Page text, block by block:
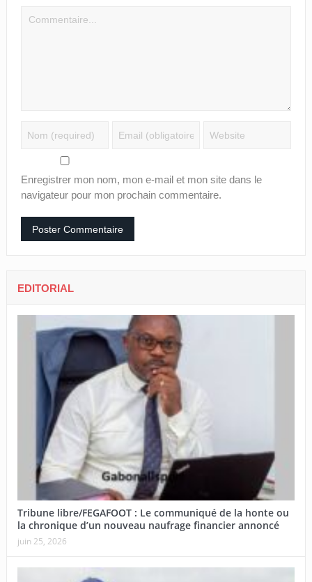
Enregistrer mon nom, mon e-mail et mon site dans le
navigateur pour mon prochain commentaire.
EDITORIAL
Tribune libre/FEGAFOOT : Le communiqué de la honte ou
la chronique d’un nouveau naufrage financier annoncé
juin 25, 2026